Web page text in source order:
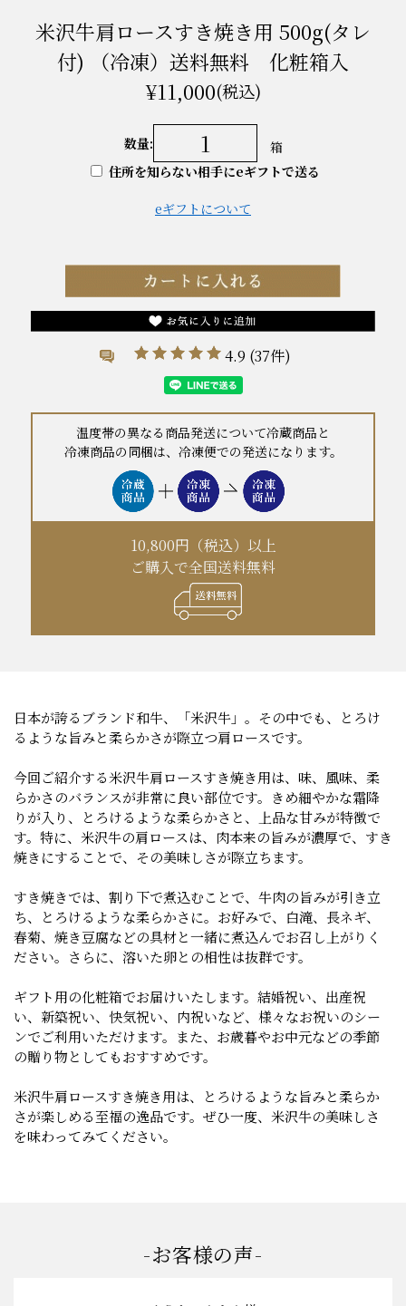
米沢牛肩ロースすき焼き用 500g(タレ
付) （冷凍）送料無料 化粧箱入
¥11,000(税込)
数量:
箱
住所を知らない相手にeギフトで送る
eギフトについて
4.9 (37件)
温度帯の異なる商品発送について冷蔵商品と
冷凍商品の同梱は、冷凍便での発送になります。
10,800円（税込）以上
ご購入で全国送料無料
日本が誇るブランド和牛、「米沢牛」。その中でも、とろけ
るような旨みと柔らかさが際立つ肩ロースです。
今回ご紹介する米沢牛肩ロースすき焼き用は、味、風味、柔
らかさのバランスが非常に良い部位です。きめ細やかな霜降
りが入り、とろけるような柔らかさと、上品な甘みが特徴で
す。特に、米沢牛の肩ロースは、肉本来の旨みが濃厚で、すき
焼きにすることで、その美味しさが際立ちます。
すき焼きでは、割り下で煮込むことで、牛肉の旨みが引き立
ち、とろけるような柔らかさに。お好みで、白滝、長ネギ、
春菊、焼き豆腐などの具材と一緒に煮込んでお召し上がりく
ださい。さらに、溶いた卵との相性は抜群です。
ギフト用の化粧箱でお届けいたします。結婚祝い、出産祝
い、新築祝い、快気祝い、内祝いなど、様々なお祝いのシー
ンでご利用いただけます。また、お歳暮やお中元などの季節
の贈り物としてもおすすめです。
米沢牛肩ロースすき焼き用は、とろけるような旨みと柔らか
さが楽しめる至福の逸品です。ぜひ一度、米沢牛の美味しさ
を味わってみてください。
-お客様の声-